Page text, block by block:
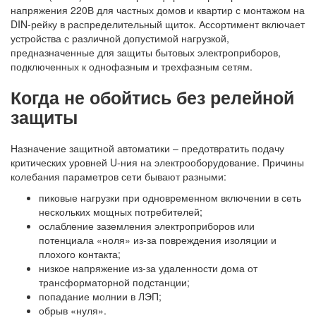
напряжения 220В для частных домов и квартир с монтажом на
DIN-рейку в распределительный щиток. Ассортимент включает
устройства с различной допустимой нагрузкой,
предназначенные для защиты бытовых электроприборов,
подключенных к однофазным и трехфазным сетям.
Когда не обойтись без релейной
защиты
Назначение защитной автоматики – предотвратить подачу
критических уровней U-ния на электрооборудование. Причины
колебания параметров сети бывают разными:
пиковые нагрузки при одновременном включении в сеть
нескольких мощных потребителей;
ослабление заземления электроприборов или
потенциала «ноля» из-за повреждения изоляции и
плохого контакта;
низкое напряжение из-за удаленности дома от
трансформаторной подстанции;
попадание молнии в ЛЭП;
обрыв «нуля».